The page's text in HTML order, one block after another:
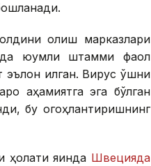
олиш марказлари
юқумли штамми фаол
эълон қилган. Вирус қўшни
аҳамиятга эга бўлган
бу огоҳлантиришнинг
яқинда Швецияда